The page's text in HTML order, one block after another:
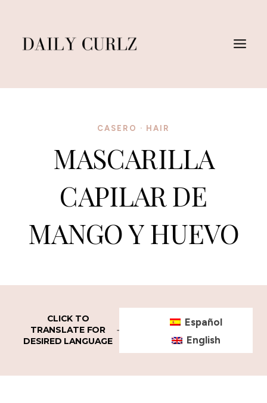
Contenido
CASERO · HAIR
MASCARILLA
CAPILAR DE
MANGO Y HUEVO
CLICK TO
TRANSLATE FOR
DESIRED LANGUAGE
Español
English